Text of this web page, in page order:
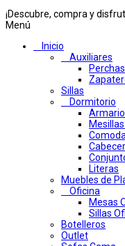
¡Descubre, compra y
Menú
Inicio
Auxiliares
Perchas
Sillas
Dormitorio
Literas
Muebles de
Oficina
Mesas
Sillas
Botelleros
Outlet